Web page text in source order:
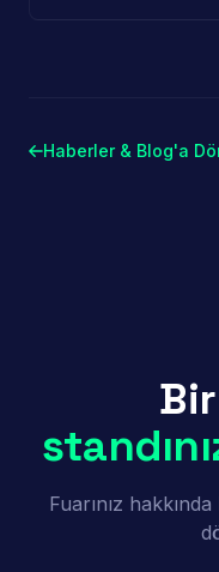
Haberler & Blog'a
Fuarınız